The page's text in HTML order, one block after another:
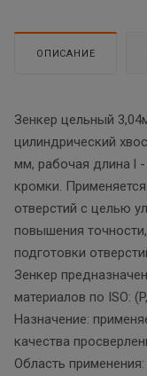
ОПИСАНИЕ
Зенкер цельный
цилиндрический
мм, рабочая длина l
кромки.
отверстий с целью
повышения
подготовки
Зенкер
материалов по ISO:
Назначение:
качества
Область